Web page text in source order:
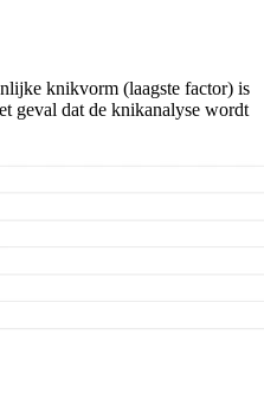
knikvorm (laagste factor) is
geval dat de knikanalyse wordt